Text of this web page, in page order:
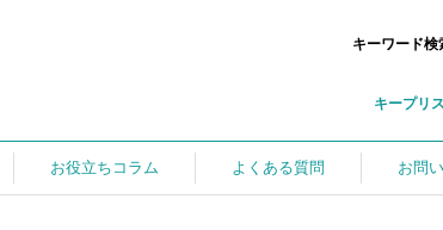
キーワード検
キープリ
お役立ちコラム よくある質問 お問